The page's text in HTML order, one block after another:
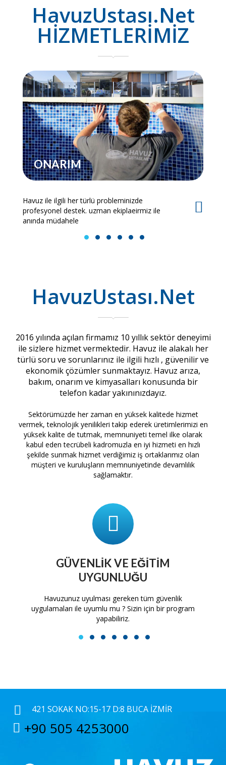
HavuzUstası.Net
HİZMETLERİMİZ
ONARIM
Havuz ile ilgili her türlü probleminizde
profesyonel destek. uzman ekiplaeirmiz ile
anında müdahele
1 2 3 4 5 6
HavuzUstası.Net
2016 yılında açılan firmamız 10 yıllık sektör deneyimi
ile sizlere hizmet vermektedir. Havuz ile alakalı her
türlü soru ve sorunlarınız ile ilgili hızlı , güvenilir ve
ekonomik çözümler sunmaktayız. Havuz arıza,
bakım, onarım ve kimyasalları konusunda bir
telefon kadar yakınınızdayız.
Sektörümüzde her zaman en yüksek kalitede hizmet
vermek, teknolojik yenilikleri takip ederek üretimlerimizi en
yüksek kalite de tutmak, memnuniyeti temel ilke olarak
kabul eden tecrübeli kadromuzla en iyi hizmeti en hızlı
şekilde sunmak hizmet verdiğimiz iş ortaklarımız olan
müşteri ve kuruluşların memnuniyetinde devamlılık
sağlamaktır.
GÜVENLIK VE EĞITIM
UYGUNLUĞU
Havuzunuz uyulması gereken tüm güvenlik
uygulamaları ile uyumlu mu ? Sizin için bir program
yapabiliriz.
1 2 3 4 5 6 7
421 SOKAK NO:15-17 D:8 BUCA İZMIR
+90 505 4253000